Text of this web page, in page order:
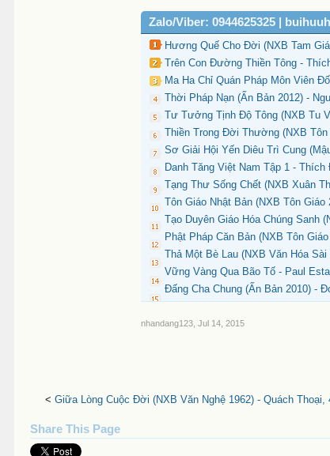
Zalo/Viber: 0944625325 |
Hương Quế Cho Đời (NXB Tam
Trên Con Đường Thiền Tông -
Ma Ha Chỉ Quán Pháp Môn Viên
Thời Pháp Nạn (Ấn Bản 2012) -
Tư Tưởng Tịnh Độ Tông (NXB Tu
Thiền Trong Đời Thường (NXB
Sơ Giải Hội Yến Diêu Trì Cung
Danh Tăng Việt Nam Tập 1 -
Tạng Thư Sống Chết (NXB Xuân
Tôn Giáo Nhật Bản (NXB Tôn
Tạo Duyên Giáo Hóa Chúng Sanh
Phật Pháp Căn Bản (NXB Tôn
Thả Một Bè Lau (NXB Văn Hóa
Vững Vàng Qua Bão Tố - Paul
Đấng Cha Chung (Ấn Bản 2010) -
nhandang123 Jul 14, 2015
< Giữa Lòng Cuộc Đời (NXB Văn Nghệ 1962) - Quách Thoại,
Share This Page